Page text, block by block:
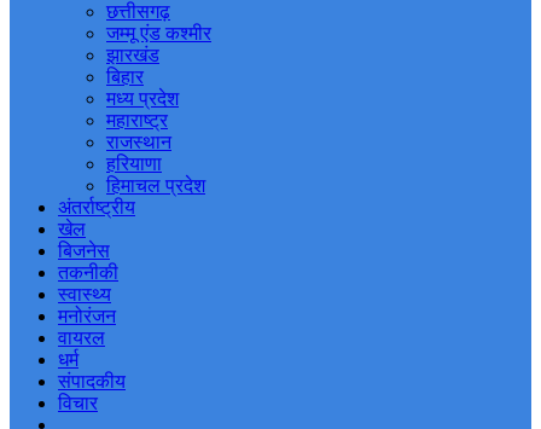
छत्तीसगढ़
जम्मू एंड कश्मीर
झारखंड
बिहार
मध्य प्रदेश
महाराष्ट्र
राजस्थान
हरियाणा
हिमाचल प्रदेश
अंतर्राष्ट्रीय
खेल
बिजनेस
तकनीकी
स्वास्थ्य
मनोरंजन
वायरल
धर्म
संपादकीय
विचार